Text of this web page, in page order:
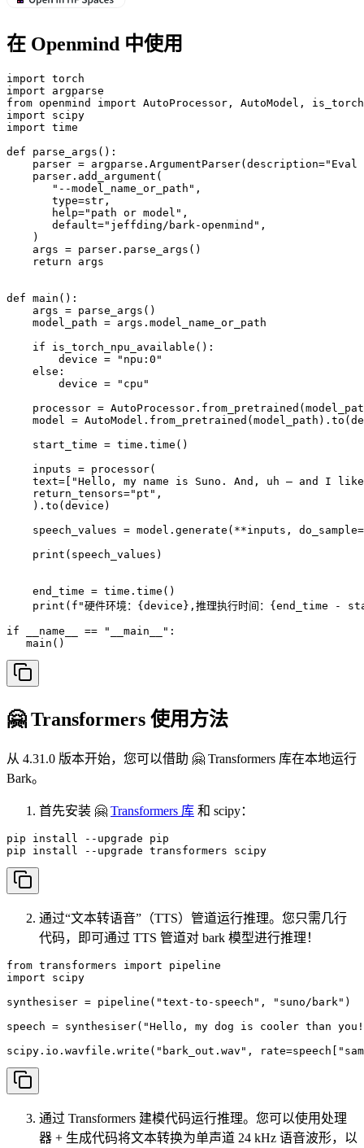
在 Openmind 中使用
import torch
import argparse
from openmind import AutoProcessor, AutoModel,
import scipy
import time
def parse_args():
parser = argparse.ArgumentParser(description="Eval
    parser.add_argument(
       "--model_name_or_path",
       type=str,
       help="path or model",
       default="jeffding/bark-openmind",
    )
    args = parser.parse_args()
    return args
def main():
    args = parse_args()
    model_path = args.model_name_or_path
    if is_torch_npu_available():
        device = "npu:0"
    else:
        device = "cpu"
processor =
model =
    start_time = time.time()
    inputs = processor(
text=["Hello, my name is Suno. And, uh — and I
    return_tensors="pt",
    ).to(device)
speech_values = model.generate(**inputs,
    print(speech_values)
    end_time = time.time()
print(f"硬件环境：{device},推理执行时间：{end_time -
if __name__ == "__main__":
   main()
🤗 Transformers 使用方法
从 4.31.0 版本开始，您可以借助 🤗 Transformers 库在本地运行
Bark。
首先安装 🤗 Transformers 库 和 scipy：
pip install --upgrade pip
pip install --upgrade transformers scipy
通过“文本转语音”（TTS）管道运行推理。您只需几行
代码，即可通过 TTS 管道对 bark 模型进行推理！
from transformers import pipeline
import scipy
synthesiser = pipeline("text-to-speech", "suno/bark")
speech = synthesiser("Hello, my dog is cooler than
scipy.io.wavfile.write("bark_out.wav",
通过 Transformers 建模代码运行推理。您可以使用处理
器 + 生成代码将文本转换为单声道 24 kHz 语音波形，以